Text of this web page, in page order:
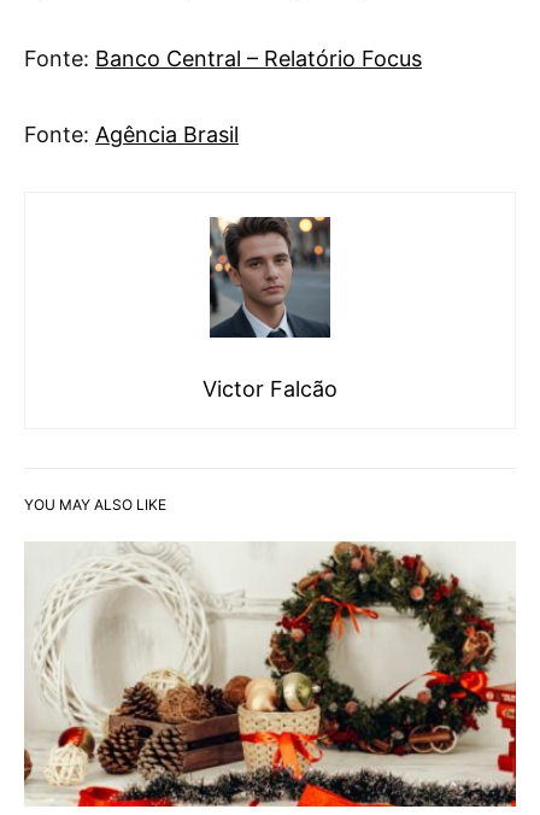
Fonte: Banco Central – Relatório Focus
Fonte: Agência Brasil
Victor Falcão
YOU MAY ALSO LIKE